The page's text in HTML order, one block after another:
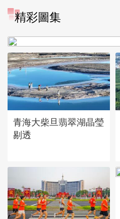
精彩圖集
“大地指紋”奏響夏夜文旅
青海大柴旦翡翠湖晶瑩
剔透